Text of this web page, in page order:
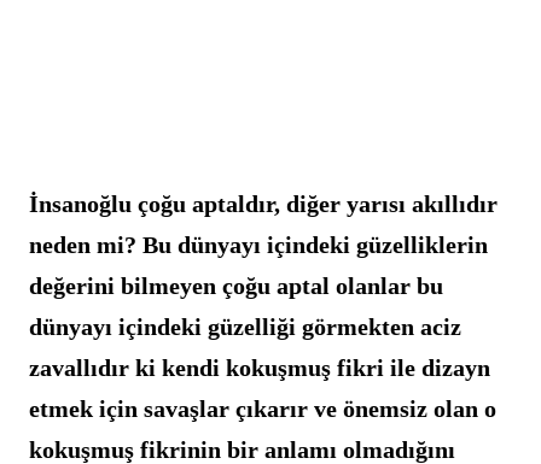
İnsanoğlu çoğu aptaldır, diğer yarısı akıllıdır
neden mi? Bu dünyayı içindeki güzelliklerin
değerini bilmeyen çoğu aptal olanlar bu
dünyayı içindeki güzelliği görmekten aciz
zavallıdır ki kendi kokuşmuş fikri ile dizayn
etmek için savaşlar çıkarır ve önemsiz olan o
kokuşmuş fikrinin bir anlamı olmadığını